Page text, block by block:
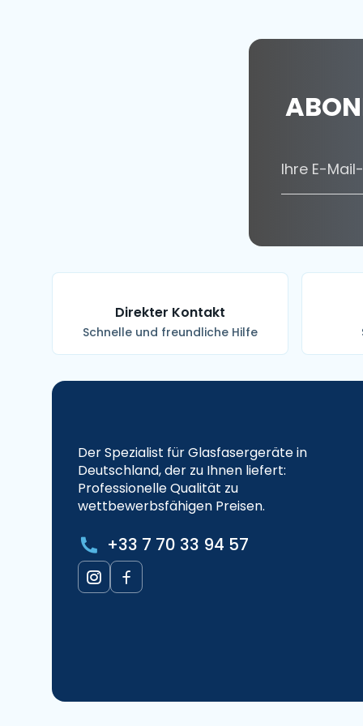
Direkter Kontakt
Schnelle und freundliche Hilfe
Der Spezialist für Glasfasergeräte in
Deutschland, der zu Ihnen liefert:
Professionelle Qualität zu
wettbewerbsfähigen Preisen.
+33 7 70 33 94 57